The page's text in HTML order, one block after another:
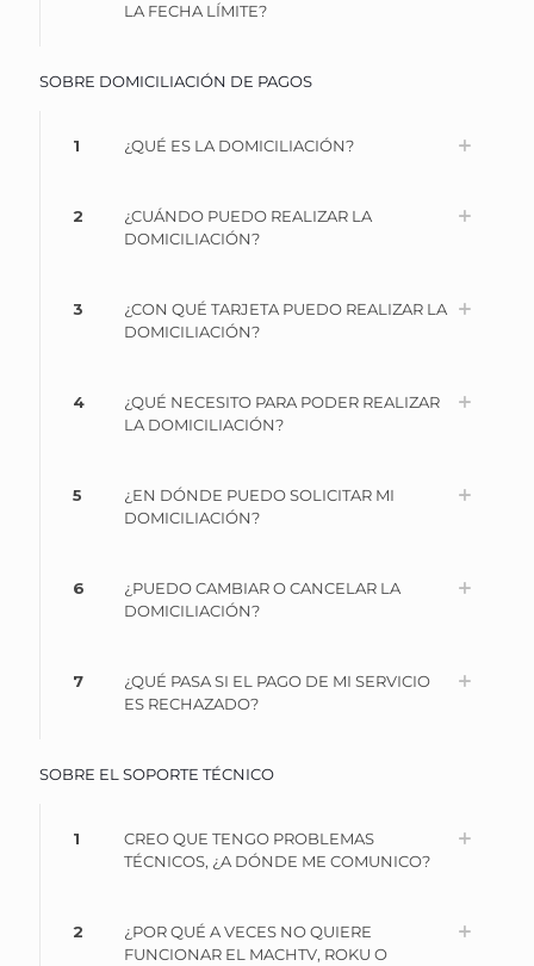
LA FECHA LÍMITE?
SOBRE DOMICILIACIÓN DE PAGOS
1 ¿QUÉ ES LA DOMICILIACIÓN?
2
¿CUÁNDO PUEDO REALIZAR LA
DOMICILIACIÓN?
3
¿CON QUÉ TARJETA PUEDO REALIZAR LA
DOMICILIACIÓN?
4
¿QUÉ NECESITO PARA PODER REALIZAR
LA DOMICILIACIÓN?
5
¿EN DÓNDE PUEDO SOLICITAR MI
DOMICILIACIÓN?
6
¿PUEDO CAMBIAR O CANCELAR LA
DOMICILIACIÓN?
7
¿QUÉ PASA SI EL PAGO DE MI SERVICIO
ES RECHAZADO?
SOBRE EL SOPORTE TÉCNICO
1
CREO QUE TENGO PROBLEMAS
TÉCNICOS, ¿A DÓNDE ME COMUNICO?
2
¿POR QUÉ A VECES NO QUIERE
FUNCIONAR EL MACHTV, ROKU O